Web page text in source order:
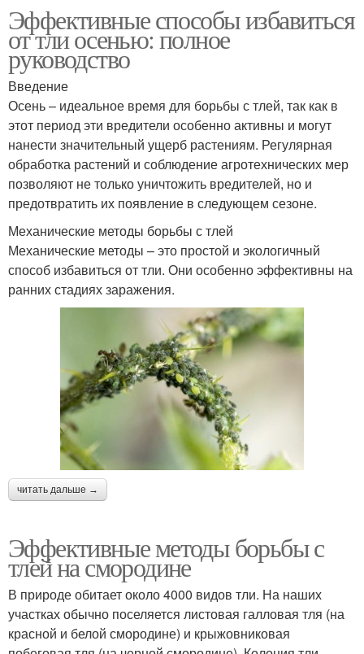
Эффективные способы избавиться
от тли осенью: полное
руководство
Введение
Осень – идеальное время для борьбы с тлей, так как в
этот период эти вредители особенно активны и могут
нанести значительный ущерб растениям. Регулярная
обработка растений и соблюдение агротехнических мер
позволяют не только уничтожить вредителей, но и
предотвратить их появление в следующем сезоне.
Механические методы борьбы с тлей
Механические методы – это простой и экологичный
способ избавиться от тли. Они особенно эффективны на
ранних стадиях заражения.
читать дальше →
Эффективные методы борьбы с
тлей на смородине
В природе обитает около 4000 видов тли. На наших
участках обычно поселяется листовая галловая тля (на
красной и белой смородине) и крыжовниковая